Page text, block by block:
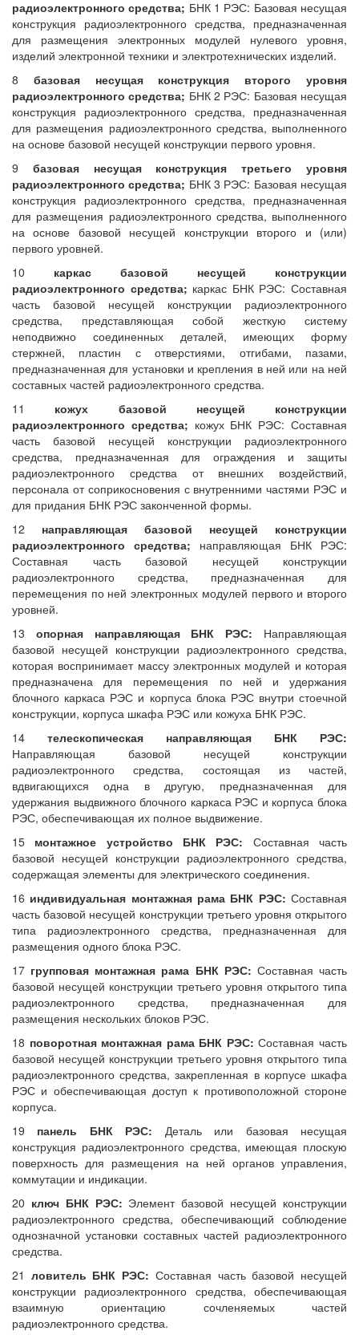
радиоэлектронного средства; БНК 1 РЭС: Базовая несущая
конструкция радиоэлектронного средства, предназначенная
для размещения электронных модулей нулевого уровня,
изделий электронной техники и электротехнических изделий.
8 базовая несущая конструкция второго уровня
радиоэлектронного средства; БНК 2 РЭС: Базовая несущая
конструкция радиоэлектронного средства, предназначенная
для размещения радиоэлектронного средства, выполненного
на основе базовой несущей конструкции первого уровня.
9 базовая несущая конструкция третьего уровня
радиоэлектронного средства; БНК 3 РЭС: Базовая несущая
конструкция радиоэлектронного средства, предназначенная
для размещения радиоэлектронного средства, выполненного
на основе базовой несущей конструкции второго и (или)
первого уровней.
10 каркас базовой несущей конструкции
радиоэлектронного средства; каркас БНК РЭС: Составная
часть базовой несущей конструкции радиоэлектронного
средства, представляющая собой жесткую систему
неподвижно соединенных деталей, имеющих форму
стержней, пластин с отверстиями, отгибами, пазами,
предназначенная для установки и крепления в ней или на ней
составных частей радиоэлектронного средства.
11 кожух базовой несущей конструкции
радиоэлектронного средства; кожух БНК РЭС: Составная
часть базовой несущей конструкции радиоэлектронного
средства, предназначенная для ограждения и защиты
радиоэлектронного средства от внешних воздействий,
персонала от соприкосновения с внутренними частями РЭС и
для придания БНК РЭС законченной формы.
12 направляющая базовой несущей конструкции
радиоэлектронного средства; направляющая БНК РЭС:
Составная часть базовой несущей конструкции
радиоэлектронного средства, предназначенная для
перемещения по ней электронных модулей первого и второго
уровней.
13 опорная направляющая БНК РЭС: Направляющая
базовой несущей конструкции радиоэлектронного средства,
которая воспринимает массу электронных модулей и которая
предназначена для перемещения по ней и удержания
блочного каркаса РЭС и корпуса блока РЭС внутри стоечной
конструкции, корпуса шкафа РЭС или кожуха БНК РЭС.
14 телескопическая направляющая БНК РЭС:
Направляющая базовой несущей конструкции
радиоэлектронного средства, состоящая из частей,
вдвигающихся одна в другую, предназначенная для
удержания выдвижного блочного каркаса РЭС и корпуса блока
РЭС, обеспечивающая их полное выдвижение.
15 монтажное устройство БНК РЭС: Составная часть
базовой несущей конструкции радиоэлектронного средства,
содержащая элементы для электрического соединения.
16 индивидуальная монтажная рама БНК РЭС: Составная
часть базовой несущей конструкции третьего уровня открытого
типа радиоэлектронного средства, предназначенная для
размещения одного блока РЭС.
17 групповая монтажная рама БНК РЭС: Составная часть
базовой несущей конструкции третьего уровня открытого типа
радиоэлектронного средства, предназначенная для
размещения нескольких блоков РЭС.
18 поворотная монтажная рама БНК РЭС: Составная часть
базовой несущей конструкции третьего уровня открытого типа
радиоэлектронного средства, закрепленная в корпусе шкафа
РЭС и обеспечивающая доступ к противоположной стороне
корпуса.
19 панель БНК РЭС: Деталь или базовая несущая
конструкция радиоэлектронного средства, имеющая плоскую
поверхность для размещения на ней органов управления,
коммутации и индикации.
20 ключ БНК РЭС: Элемент базовой несущей конструкции
радиоэлектронного средства, обеспечивающий соблюдение
однозначной установки составных частей радиоэлектронного
средства.
21 ловитель БНК РЭС: Составная часть базовой несущей
конструкции радиоэлектронного средства, обеспечивающая
взаимную ориентацию сочленяемых частей
радиоэлектронного средства.